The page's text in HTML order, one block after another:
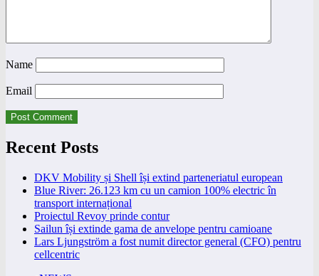
Name
Email
Recent Posts
DKV Mobility și Shell își extind parteneriatul european
Blue River: 26.123 km cu un camion 100% electric în
transport internațional
Proiectul Revoy prinde contur
Sailun își extinde gama de anvelope pentru camioane
Lars Ljungström a fost numit director general (CFO) pentru
cellcentric